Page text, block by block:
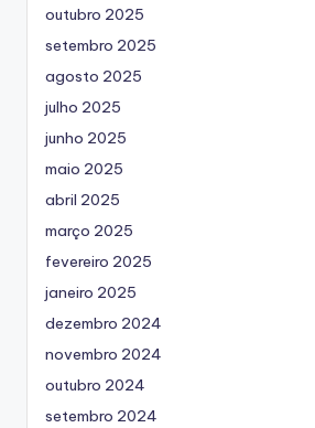
outubro 2025
setembro 2025
agosto 2025
julho 2025
junho 2025
maio 2025
abril 2025
março 2025
fevereiro 2025
janeiro 2025
dezembro 2024
novembro 2024
outubro 2024
setembro 2024